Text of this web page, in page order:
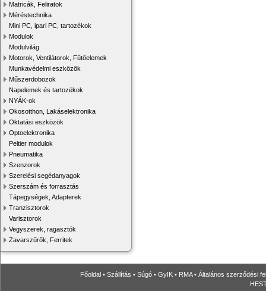
Matricák, Feliratok
Méréstechnika
Mini PC, ipari PC, tartozékok
Modulok
Modulvilág
Motorok, Ventilátorok, Fűtőelemek
Munkavédelmi eszközök
Műszerdobozok
Napelemek és tartozékok
NYÁK-ok
Okosotthon, Lakáselektronika
Oktatási eszközök
Optoelektronika
Peltier modulok
Pneumatika
Szenzorok
Szerelési segédanyagok
Szerszám és forrasztás
Tápegységek, Adapterek
Tranzisztorok
Varisztorok
Vegyszerek, ragasztók
Zavarszűrők, Ferritek
Főoldal • Szállítás • Súgó • GyIK • RMA• Általános szerződési